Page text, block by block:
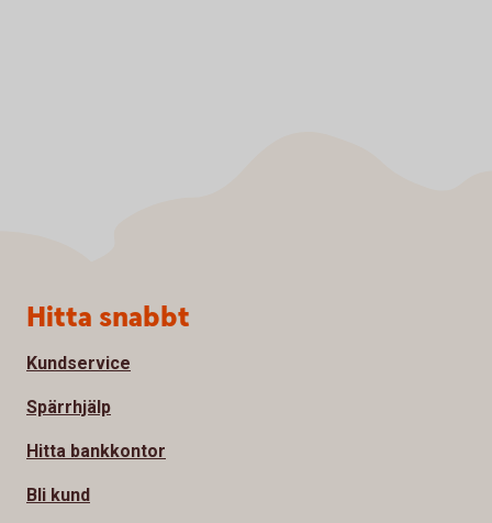
Sidfot
Hitta snabbt
Kundservice
Spärrhjälp
Hitta bankkontor
Bli kund